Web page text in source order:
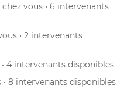
chez vous • 6 intervenants
• 2 intervenants
• 4 intervenants disponibles
• 8 intervenants disponibles